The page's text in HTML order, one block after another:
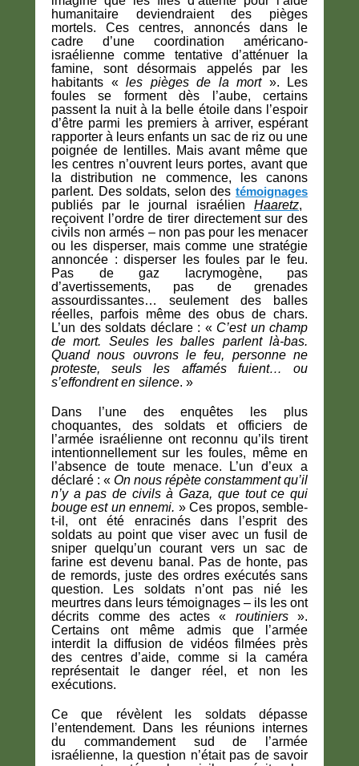
humanitaire deviendraient des pièges
mortels. Ces centres, annoncés dans le
cadre d’une coordination américano-
israélienne comme tentative d’atténuer la
famine, sont désormais appelés par les
habitants « les pièges de la mort». Les
foules se forment dès l’aube, certains
passent la nuit à la belle étoile dans l’espoir
d’être parmi les premiers à arriver, espérant
rapporter à leurs enfants un sac de riz ou une
poignée de lentilles. Mais avant même que
les centres n’ouvrent leurs portes, avant que
la distribution ne commence, les canons
parlent. Des soldats, selon des témoignages
publiés par le journal israélien Haaretz,
reçoivent l’ordre de tirer directement sur des
civils non armés – non pas pour les menacer
ou les disperser, mais comme une stratégie
annoncée : disperser les foules par le feu.
Pas de gaz lacrymogène, pas
d’avertissements, pas de grenades
assourdissantes… seulement des balles
réelles, parfois même des obus de chars.
L’un des soldats déclare : « C’est un champ
de mort. Seules les balles parlent là-bas.
Quand nous ouvrons le feu, personne ne
proteste, seuls les affamés fuient… ou
s’effondrent en silence. »
Dans l’une des enquêtes les plus
choquantes, des soldats et officiers de
l’armée israélienne ont reconnu qu’ils tirent
intentionnellement sur les foules, même en
l’absence de toute menace. L’un d’eux a
déclaré : « On nous répète constamment qu’il
n’y a pas de civils à Gaza, que tout ce qui
bouge est un ennemi. » Ces propos, semble-
t-il, ont été enracinés dans l’esprit des
soldats au point que viser avec un fusil de
sniper quelqu’un courant vers un sac de
farine est devenu banal. Pas de honte, pas
de remords, juste des ordres exécutés sans
question. Les soldats n’ont pas nié les
meurtres dans leurs témoignages – ils les ont
décrits comme des actes « routiniers».
Certains ont même admis que l’armée
interdit la diffusion de vidéos filmées près
des centres d’aide, comme si la caméra
représentait le danger réel, et non les
exécutions.
Ce que révèlent les soldats dépasse
l’entendement. Dans les réunions internes
du commandement sud de l’armée
israélienne, la question n’était pas de savoir